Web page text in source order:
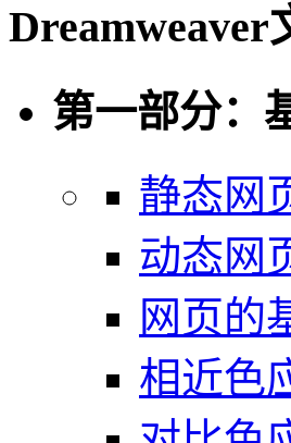
Dreamweaver
第一部分：
静态网
动态网
网页的
相近色